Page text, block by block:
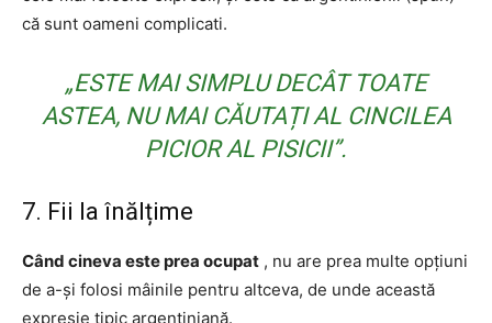
că sunt oameni complicati.
„ESTE MAI SIMPLU DECÂT TOATE
ASTEA, NU MAI CĂUTAȚI AL CINCILEA
PICIOR AL PISICII”.
7. Fii la înălțime
Când cineva este prea ocupat , nu are prea multe opțiuni
de a-și folosi mâinile pentru altceva, de unde această
expresie tipic argentiniană.